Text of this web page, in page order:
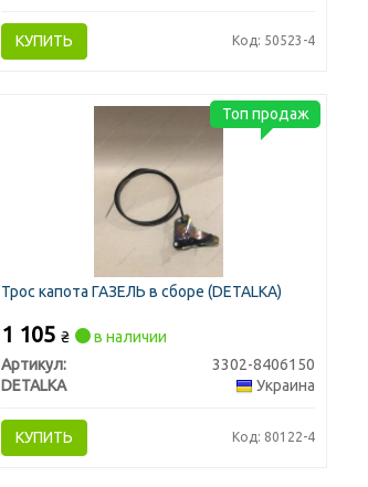
КУПИТЬ Код: 50523-4
Трос капота ГАЗЕЛЬ в сборе (DETALKA)
1 105₴
в наличии
Артикул:
3302-8406150
DETALKA
Украина
КУПИТЬ Код: 80122-4
Топ продаж